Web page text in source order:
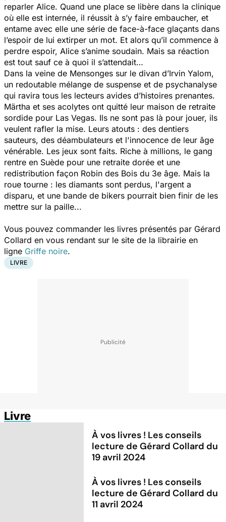
reparler Alice. Quand une place se libère dans la clinique
où elle est internée, il réussit à s’y faire embaucher, et
entame avec elle une série de face-à-face glaçants dans
l’espoir de lui extirper un mot. Et alors qu’il commence à
perdre espoir, Alice s’anime soudain. Mais sa réaction
est tout sauf ce à quoi il s’attendait…
Dans la veine de Mensonges sur le divan d’Irvin Yalom,
un redoutable mélange de suspense et de psychanalyse
qui ravira tous les lecteurs avides d’histoires prenantes.
Märtha et ses acolytes ont quitté leur maison de retraite
sordide pour Las Vegas. Ils ne sont pas là pour jouer, ils
veulent rafler la mise. Leurs atouts : des dentiers
sauteurs, des déambulateurs et l'innocence de leur âge
vénérable. Les jeux sont faits. Riche à millions, le gang
rentre en Suède pour une retraite dorée et une
redistribution façon Robin des Bois du 3e âge. Mais la
roue tourne : les diamants sont perdus, l'argent a
disparu, et une bande de bikers pourrait bien finir de les
mettre sur la paille...
Vous pouvez commander les livres présentés par Gérard
Collard en vous rendant sur le site de la librairie en
ligne Griffe noire.
LIVRE
Livre
À vos livres ! Les conseils
lecture de Gérard Collard du
19 avril 2024
À vos livres ! Les conseils
lecture de Gérard Collard du
11 avril 2024